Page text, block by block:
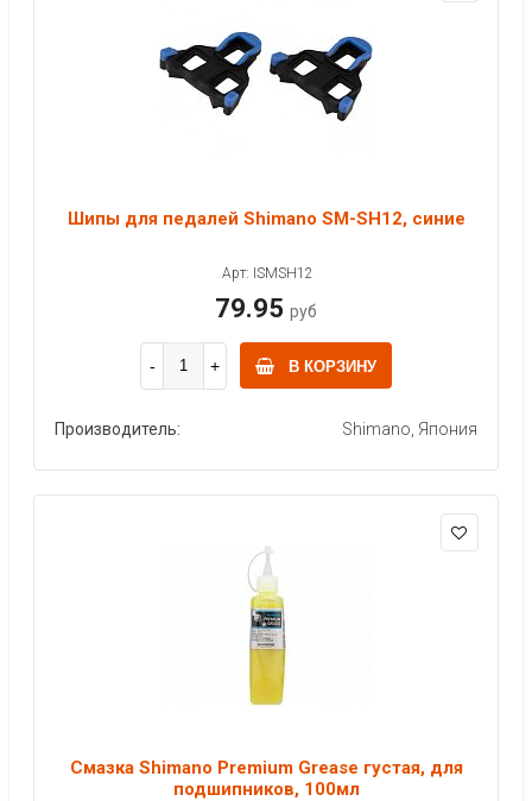
Шипы для педалей Shimano SM-SH12, синие
Арт: ISMSH12
79.95 руб
В КОРЗИНУ
Производитель: Shimano, Япония
Смазка Shimano Premium Grease густая, для
подшипников, 100мл